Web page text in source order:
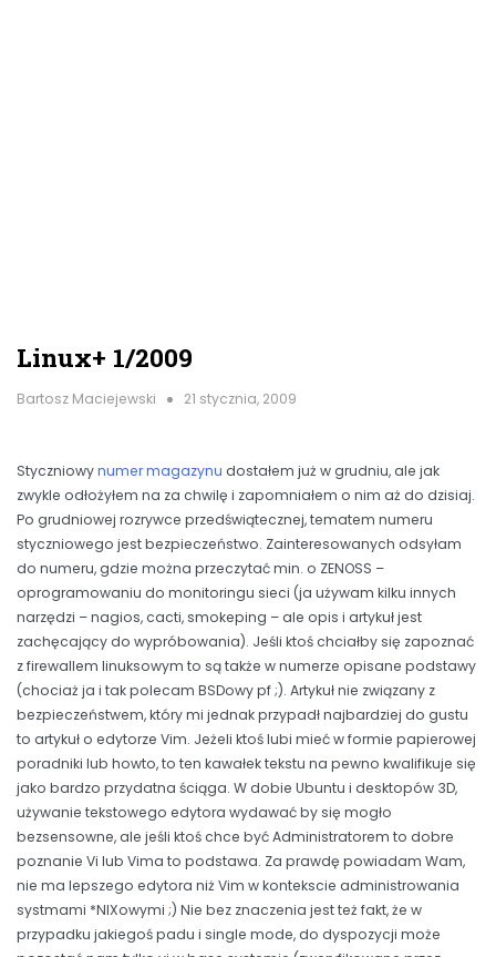
Linux+ 1/2009
Bartosz Maciejewski 21 stycznia, 2009
Styczniowynumer magazynu dostałem już w grudniu, ale jak
zwykle odłożyłem na za chwilę i zapomniałem o nim aż do dzisiaj.
Po grudniowej rozrywce przedświątecznej, tematem numeru
styczniowego jest bezpieczeństwo. Zainteresowanych odsyłam
do numeru, gdzie można przeczytać min. o ZENOSS –
oprogramowaniu do monitoringu sieci (ja używam kilku innych
narzędzi – nagios, cacti, smokeping – ale opis i artykuł jest
zachęcający do wypróbowania). Jeśli ktoś chciałby się zapoznać
z firewallem linuksowym to są także w numerze opisane podstawy
(chociaż ja i tak polecam BSDowy pf ;). Artykuł nie związany z
bezpieczeństwem, który mi jednak przypadł najbardziej do gustu
to artykuł o edytorze Vim. Jeżeli ktoś lubi mieć w formie papierowej
poradniki lub howto, to ten kawałek tekstu na pewno kwalifikuje się
jako bardzo przydatna ściąga. W dobie Ubuntu i desktopów 3D,
używanie tekstowego edytora wydawać by się mogło
bezsensowne, ale jeśli ktoś chce być Administratorem to dobre
poznanie Vi lub Vima to podstawa. Za prawdę powiadam Wam,
nie ma lepszego edytora niż Vim w kontekscie administrowania
systmami *NIXowymi ;) Nie bez znaczenia jest też fakt, że w
przypadku jakiegoś padu i single mode, do dyspozycji może